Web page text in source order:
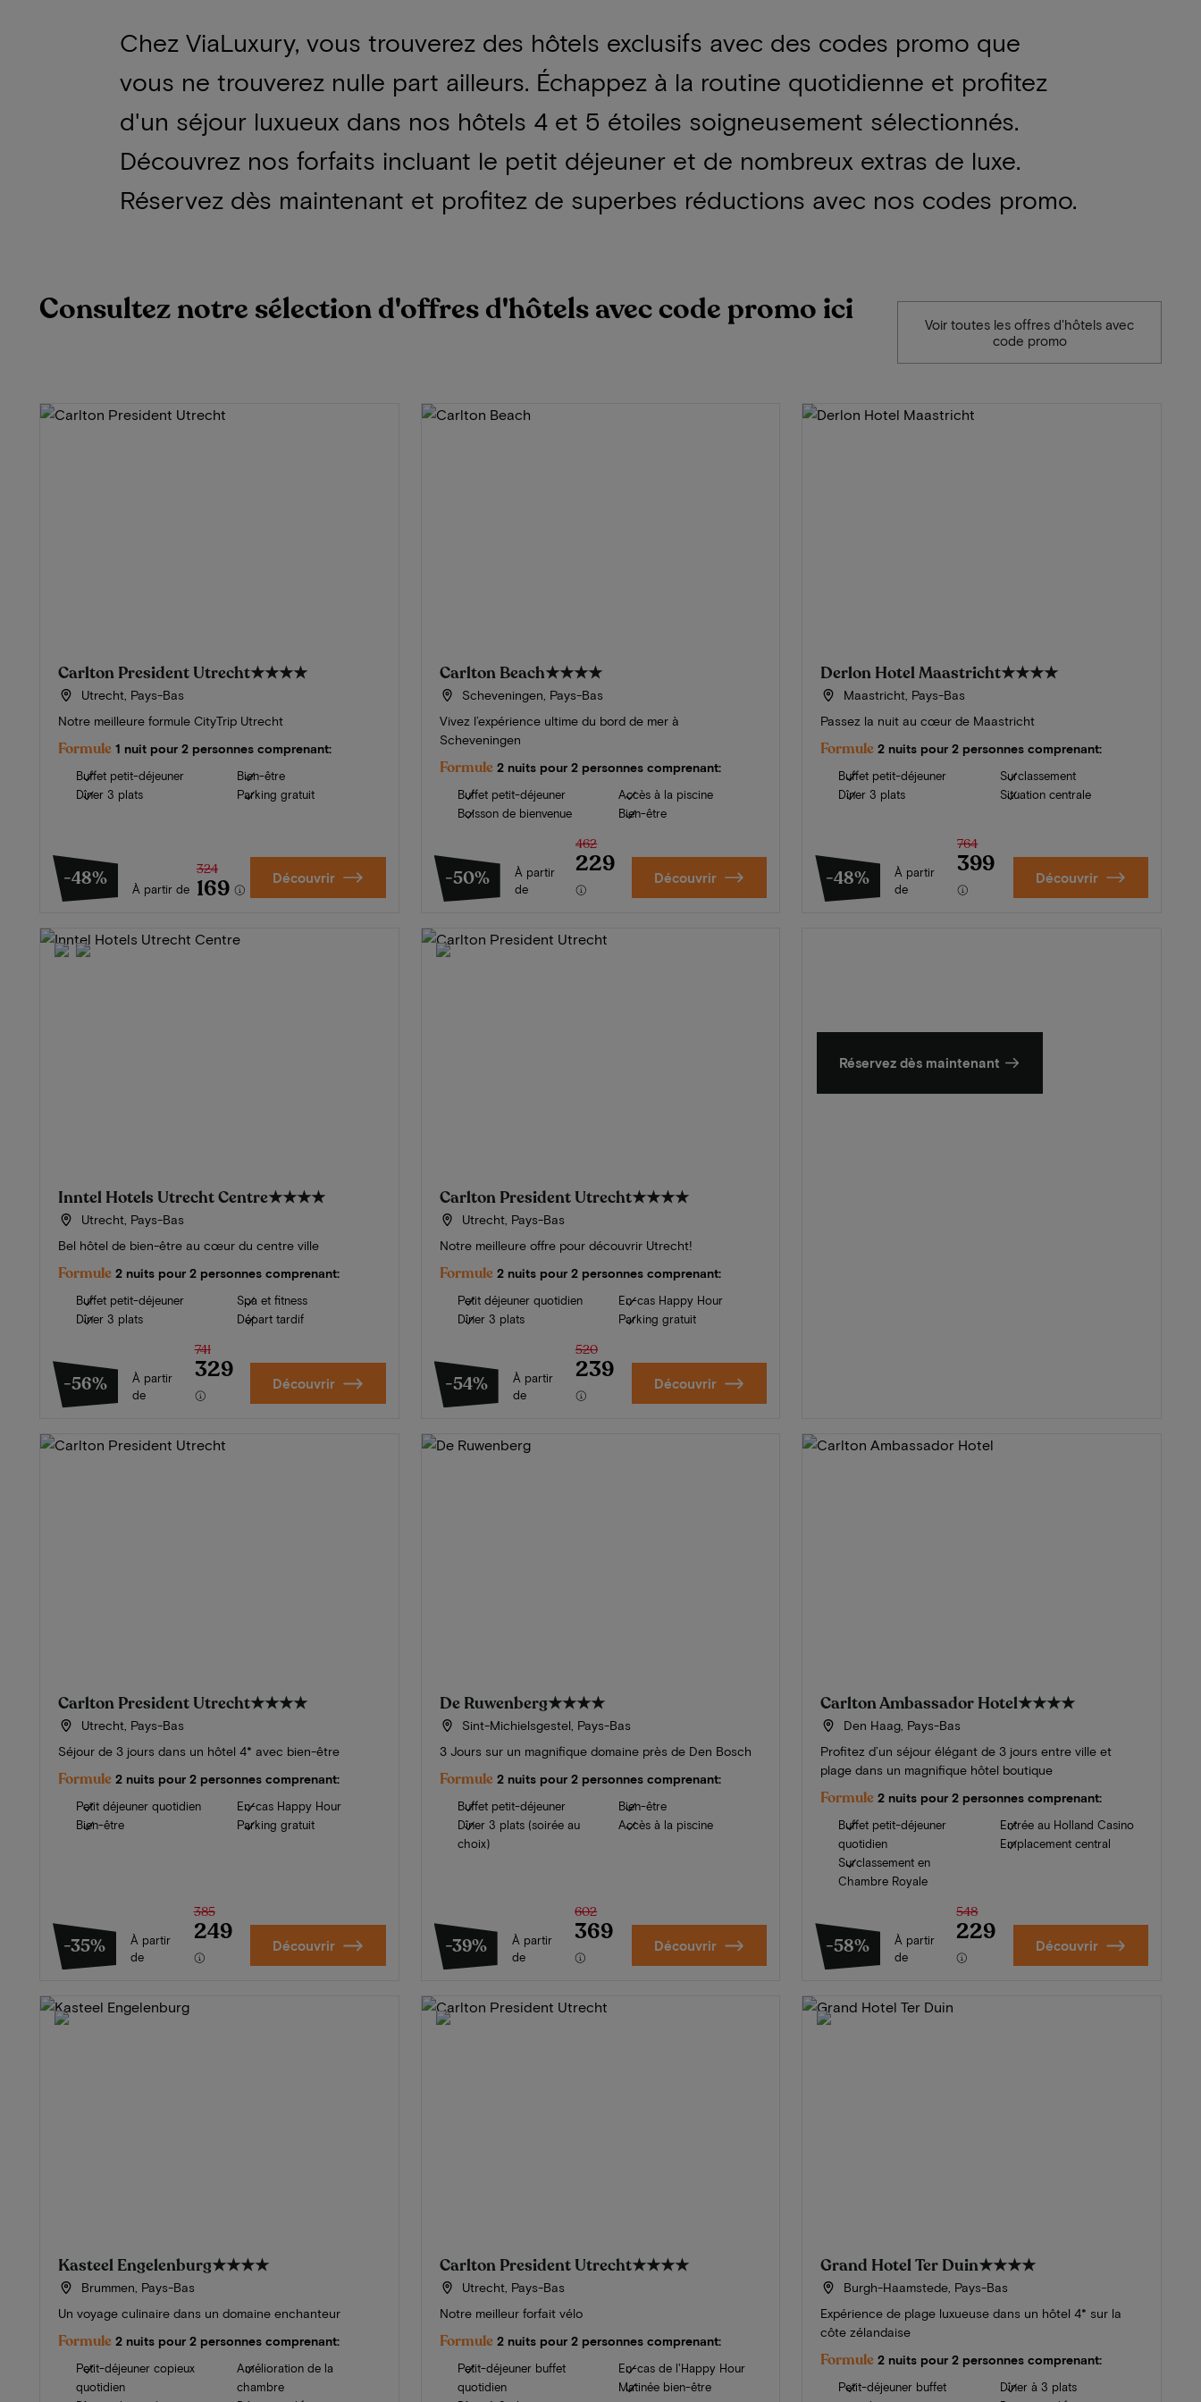
Chez ViaLuxury, vous trouverez des hôtels exclusifs avec des codes promo que
vous ne trouverez nulle part ailleurs. Échappez à la routine quotidienne et profitez
d'un séjour luxueux dans nos hôtels 4 et 5 étoiles soigneusement sélectionnés.
Découvrez nos forfaits incluant le petit déjeuner et de nombreux extras de luxe.
Réservez dès maintenant et profitez de superbes réductions avec nos codes promo.
Consultez notre sélection d'offres d'hôtels avec code promo ici
Voir toutes les offres d'hôtels avec
code promo
Carlton President Utrecht★★★★
Utrecht, Pays-Bas
Notre meilleure formule CityTrip Utrecht
Formule 1 nuit pour 2 personnes comprenant:
Buffet petit-déjeuner
Dîner 3 plats
Bien-être
Parking gratuit
-48% À partir de
324
169 Découvrir
Carlton Beach★★★★
Scheveningen, Pays-Bas
Vivez l’expérience ultime du bord de mer à
Scheveningen
Formule 2 nuits pour 2 personnes comprenant:
Buffet petit-déjeuner
Boisson de bienvenue
Accès à la piscine
Bien-être
-50%
À partir
de
462
229 Découvrir
Derlon Hotel Maastricht★★★★
Maastricht, Pays-Bas
Passez la nuit au cœur de Maastricht
Formule 2 nuits pour 2 personnes comprenant:
Buffet petit-déjeuner
Dîner 3 plats
Surclassement
Situation centrale
-48%
À partir
de
764
399 Découvrir
Inntel Hotels Utrecht Centre★★★★
Utrecht, Pays-Bas
Bel hôtel de bien-être au cœur du centre ville
Formule 2 nuits pour 2 personnes comprenant:
Buffet petit-déjeuner
Dîner 3 plats
Spa et fitness
Départ tardif
-56%
À partir
de
741
329 Découvrir
Carlton President Utrecht★★★★
Utrecht, Pays-Bas
Notre meilleure offre pour découvrir Utrecht!
Formule 2 nuits pour 2 personnes comprenant:
Petit déjeuner quotidien
Dîner 3 plats
En-cas Happy Hour
Parking gratuit
-54%
À partir
de
520
239 Découvrir
Réservez dès maintenant
Carlton President Utrecht★★★★
Utrecht, Pays-Bas
Séjour de 3 jours dans un hôtel 4* avec bien-être
Formule 2 nuits pour 2 personnes comprenant:
Petit déjeuner quotidien
Bien-être
En-cas Happy Hour
Parking gratuit
-35%
À partir
de
385
249 Découvrir
De Ruwenberg★★★★
Sint-Michielsgestel, Pays-Bas
3 Jours sur un magnifique domaine près de Den Bosch
Formule 2 nuits pour 2 personnes comprenant:
Buffet petit-déjeuner
Dîner 3 plats (soirée au
choix)
Bien-être
Accès à la piscine
-39%
À partir
de
602
369 Découvrir
Carlton Ambassador Hotel★★★★
Den Haag, Pays-Bas
Profitez d’un séjour élégant de 3 jours entre ville et
plage dans un magnifique hôtel boutique
Formule 2 nuits pour 2 personnes comprenant:
Buffet petit-déjeuner
quotidien
Surclassement en
Chambre Royale
Entrée au Holland Casino
Emplacement central
-58%
À partir
de
548
229 Découvrir
Kasteel Engelenburg★★★★
Brummen, Pays-Bas
Un voyage culinaire dans un domaine enchanteur
Formule 2 nuits pour 2 personnes comprenant:
Petit-déjeuner copieux
quotidien
Amélioration de la
chambre
Carlton President Utrecht★★★★
Utrecht, Pays-Bas
Notre meilleur forfait vélo
Formule 2 nuits pour 2 personnes comprenant:
Petit-déjeuner buffet
quotidien
En-cas de l'Happy Hour
Matinée bien-être
Grand Hotel Ter Duin★★★★
Burgh-Haamstede, Pays-Bas
Expérience de plage luxueuse dans un hôtel 4* sur la
côte zélandaise
Formule 2 nuits pour 2 personnes comprenant:
Petit-déjeuner buffet
Dîner à 3 plats